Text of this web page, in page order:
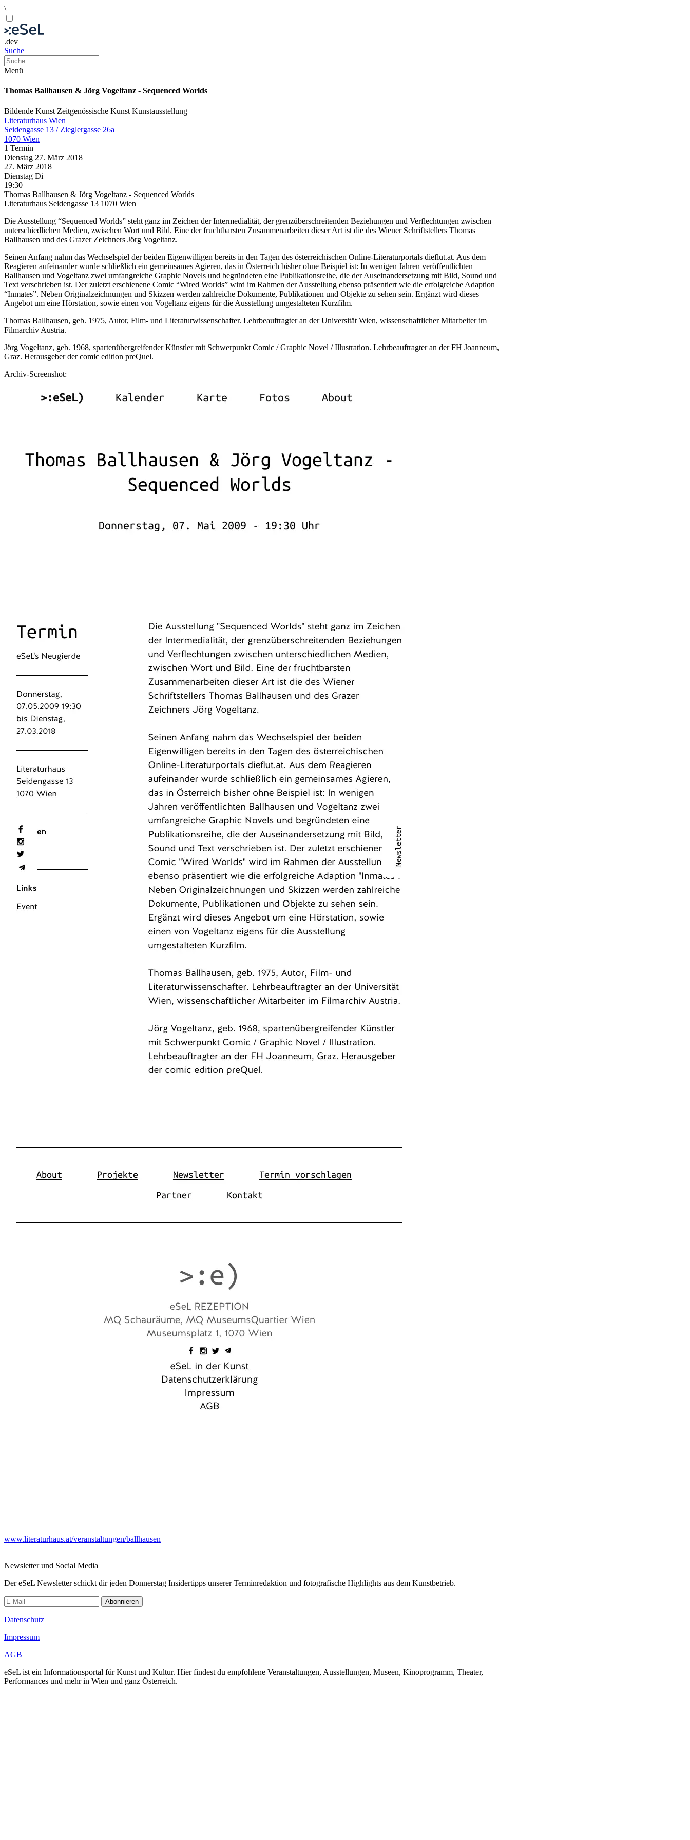
\
.dev
Suche
Menü
Thomas Ballhausen & Jörg Vogeltanz - Sequenced Worlds
Bildende Kunst Zeitgenössische Kunst Kunstausstellung
Literaturhaus Wien
Seidengasse 13 / Zieglergasse 26a
1070 Wien
1 Termin
Dienstag 27. März 2018
27. März 2018
Dienstag Di
19:30
Thomas Ballhausen & Jörg Vogeltanz - Sequenced Worlds
Literaturhaus Seidengasse 13 1070 Wien
Die Ausstellung “Sequenced Worlds” steht ganz im Zeichen der Intermedialität, der grenzüberschreitenden Beziehungen und Verflechtungen zwischen
unterschiedlichen Medien, zwischen Wort und Bild. Eine der fruchtbarsten Zusammenarbeiten dieser Art ist die des Wiener Schriftstellers Thomas
Ballhausen und des Grazer Zeichners Jörg Vogeltanz.
Seinen Anfang nahm das Wechselspiel der beiden Eigenwilligen bereits in den Tagen des österreichischen Online-Literaturportals dieflut.at. Aus dem
Reagieren aufeinander wurde schließlich ein gemeinsames Agieren, das in Österreich bisher ohne Beispiel ist: In wenigen Jahren veröffentlichten
Ballhausen und Vogeltanz zwei umfangreiche Graphic Novels und begründeten eine Publikationsreihe, die der Auseinandersetzung mit Bild, Sound und
Text verschrieben ist. Der zuletzt erschienene Comic “Wired Worlds” wird im Rahmen der Ausstellung ebenso präsentiert wie die erfolgreiche Adaption
“Inmates”. Neben Originalzeichnungen und Skizzen werden zahlreiche Dokumente, Publikationen und Objekte zu sehen sein. Ergänzt wird dieses
Angebot um eine Hörstation, sowie einen von Vogeltanz eigens für die Ausstellung umgestalteten Kurzfilm.
Thomas Ballhausen, geb. 1975, Autor, Film- und Literaturwissenschafter. Lehrbeauftragter an der Universität Wien, wissenschaftlicher Mitarbeiter im
Filmarchiv Austria.
Jörg Vogeltanz, geb. 1968, spartenübergreifender Künstler mit Schwerpunkt Comic / Graphic Novel / Illustration. Lehrbeauftragter an der FH Joanneum,
Graz. Herausgeber der comic edition preQuel.
Archiv-Screenshot:
www.literaturhaus.at/veranstaltungen/ballhausen
Newsletter und Social Media
Der eSeL Newsletter schickt dir jeden Donnerstag Insidertipps unserer Terminredaktion und fotografische Highlights aus dem Kunstbetrieb.
Abonnieren
Datenschutz
Impressum
AGB
eSeL ist ein Informationsportal für Kunst und Kultur. Hier findest du empfohlene Veranstaltungen, Ausstellungen, Museen, Kinoprogramm, Theater,
Performances und mehr in Wien und ganz Österreich.